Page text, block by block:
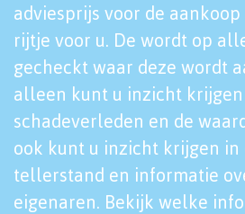
adviesprijs voor de
rijtje voor u. De wordt op
gecheckt waar deze wordt
alleen kunt u inzicht
schadeverleden en de
ook kunt u inzicht krijgen in
tellerstand en informatie
eigenaren. Bekijk welke